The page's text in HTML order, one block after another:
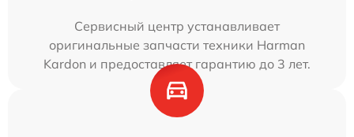
Сервисный центр устанавливает
оригинальные запчасти техники Harman
Kardon и предоставляет гарантию до 3 лет.